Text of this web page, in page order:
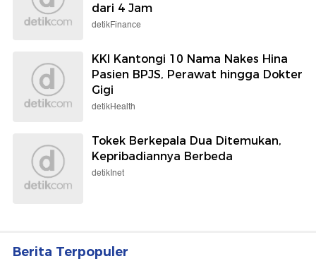
dari 4 Jam
detikFinance
KKI Kantongi 10 Nama Nakes Hina
Pasien BPJS, Perawat hingga Dokter
Gigi
detikHealth
Tokek Berkepala Dua Ditemukan,
Kepribadiannya Berbeda
detikInet
Berita Terpopuler